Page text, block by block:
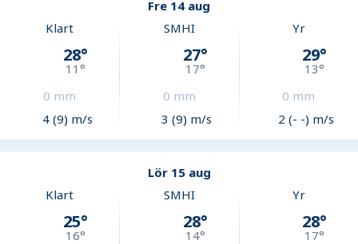
Fre 14 aug
Klart
28°
11°
0 mm
4 (9) m/s
SMHI
27°
17°
0 mm
3 (9) m/s
Yr
29°
13°
0 mm
2 (- -) m/s
Lör 15 aug
Klart
25°
16°
SMHI
28°
14°
Yr
28°
17°